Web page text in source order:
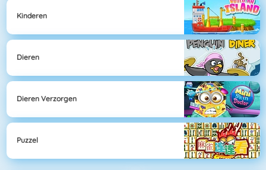
Kinderen
Dieren
Dieren Verzorgen
Puzzel